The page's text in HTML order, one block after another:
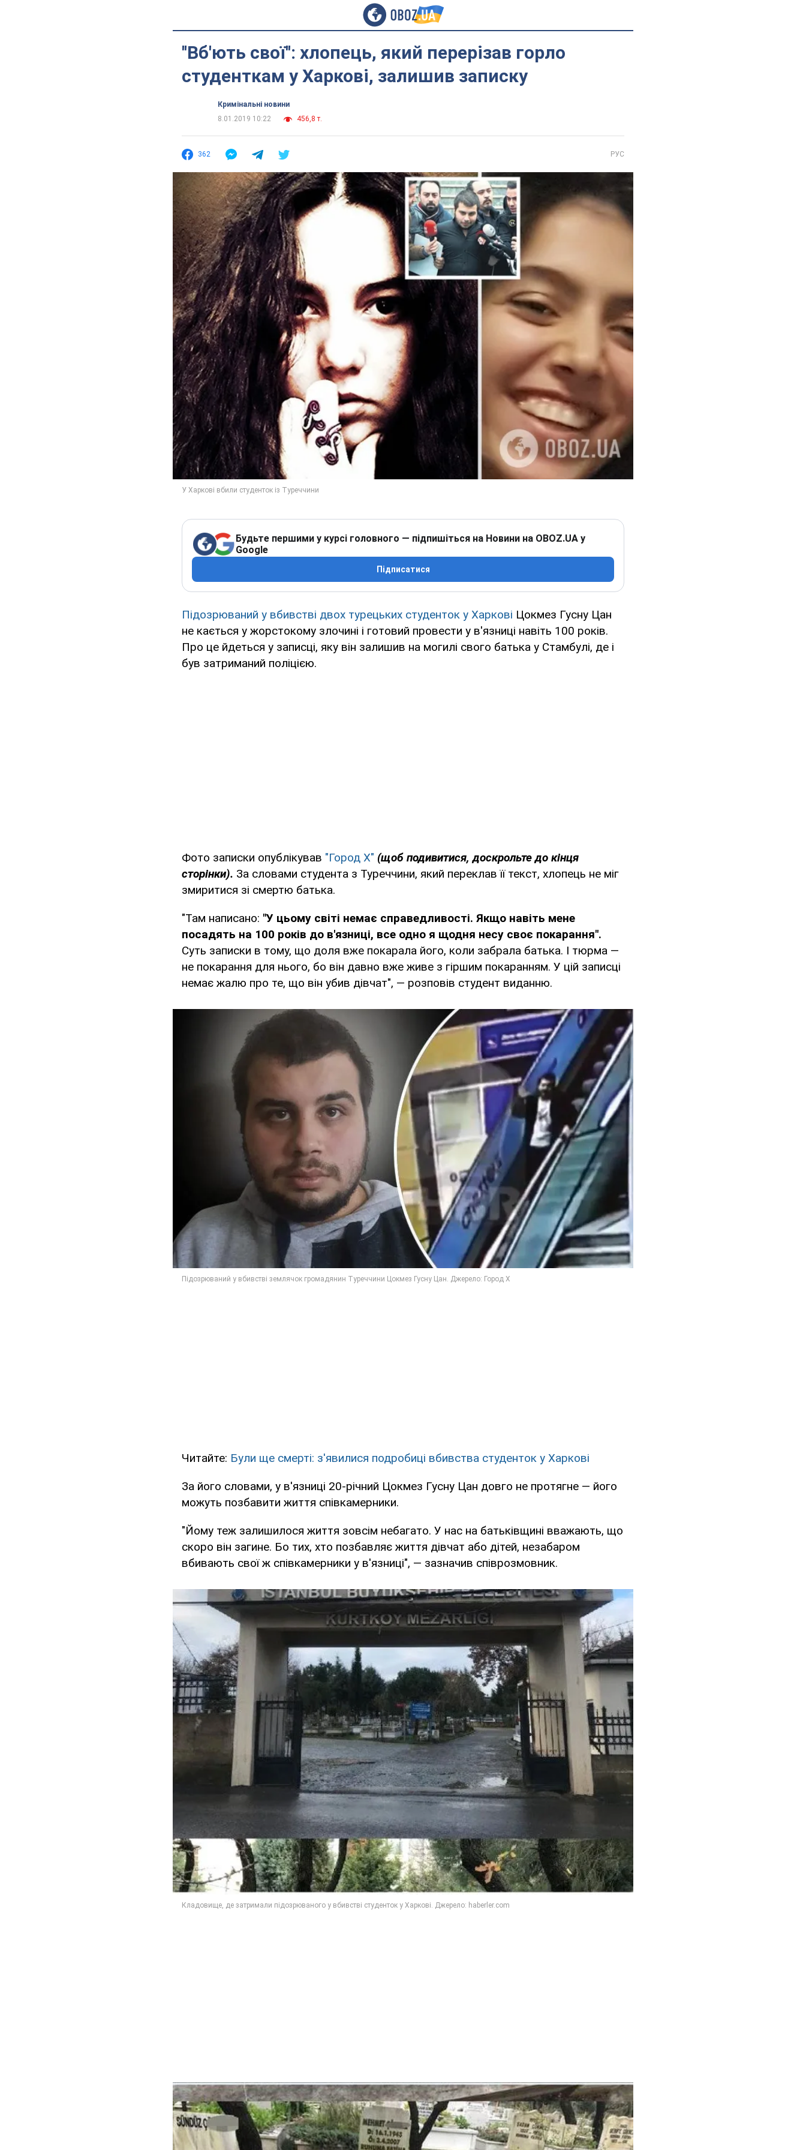
''Вб'ють свої'': хлопець, який перерізав горло
студенткам у Харкові, залишив записку
Кримінальні новини
8.01.2019 10:22
456,8 т.
362 РУС
Будьте першими у курсі головного — підпишіться на Новини на OBOZ.UA у
Google
Підписатися
Підозрюваний у вбивстві двох турецьких студенток у Харкові Цокмез Гусну Цан
не кається у жорстокому злочині і готовий провести у в'язниці навіть 100 років.
Про це йдеться у записці, яку він залишив на могилі свого батька у Стамбулі, де і
був затриманий поліцією.
Фото записки опублікував "Город Х" (щоб подивитися, доскрольте до кінця
сторінки). За словами студента з Туреччини, який переклав її текст, хлопець не міг
змиритися зі смертю батька.
"Там написано: "У цьому світі немає справедливості. Якщо навіть мене
посадять на 100 років до в'язниці, все одно я щодня несу своє покарання".
Суть записки в тому, що доля вже покарала його, коли забрала батька. І тюрма —
не покарання для нього, бо він давно вже живе з гіршим покаранням. У цій записці
немає жалю про те, що він убив дівчат", — розповів студент виданню.
Читайте: Були ще смерті: з'явилися подробиці вбивства студенток у Харкові
За його словами, у в'язниці 20-річний Цокмез Гусну Цан довго не протягне — його
можуть позбавити життя співкамерники.
"Йому теж залишилося життя зовсім небагато. У нас на батьківщині вважають, що
скоро він загине. Бо тих, хто позбавляє життя дівчат або дітей, незабаром
вбивають свої ж співкамерники у в'язниці", — зазначив співрозмовник.